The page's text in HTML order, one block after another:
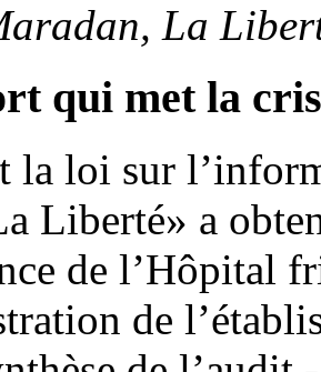
La
qui met la
la loi sur
Liberté» a
de l’Hôpital
de